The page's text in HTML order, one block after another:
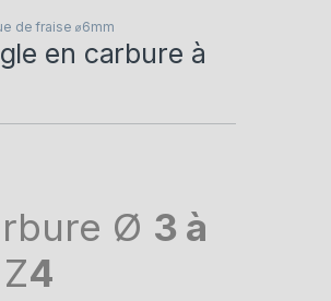
de fraise ⌀6mm
en carbure à
Ø 3 à
4